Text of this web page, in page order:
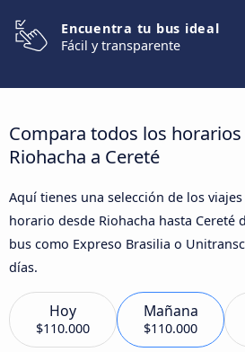
Encuentra tu bus ideal
Fácil y transparente
Compara todos los
Riohacha a Cereté
Aquí tienes una selección de los
horario desde Riohacha hasta Cereté
bus como Expreso Brasilia o
días.
Hoy
$110.000
Mañana
$110.000